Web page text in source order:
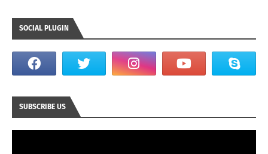
SOCIAL PLUGIN
SUBSCRIBE US